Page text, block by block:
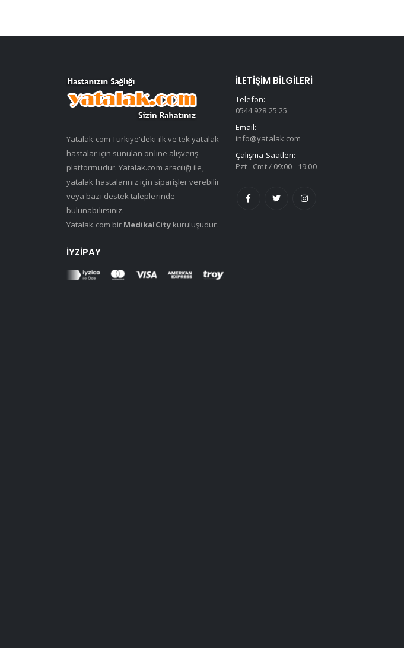
Yatalak.com Türkiye'deki ilk ve tek yatalak
hastalar için sunulan online alışveriş
platformudur. Yatalak.com aracılığı ile,
yatalak hastalarınız için siparişler verebilir
veya bazı destek taleplerinde
bulunabilirsiniz.
Yatalak.com bir MedikalCitykuruluşudur.
İYZIPAY
İLETIŞIM BILGILERI
Telefon:
0544 928 25 25
Email:
info@yatalak.com
Çalışma Saatleri:
Pzt - Cmt / 09:00 - 19:00